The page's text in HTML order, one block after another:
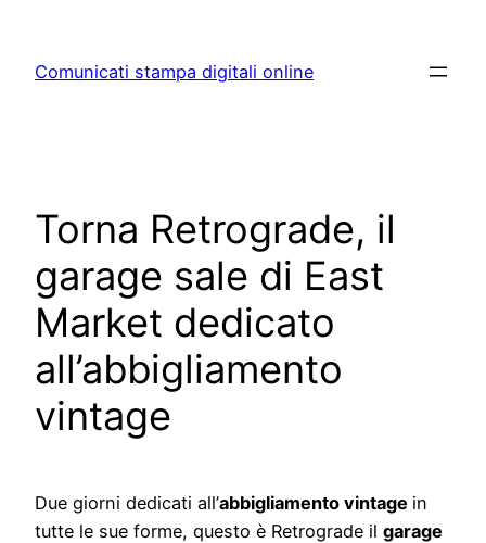
content
Comunicati stampa digitali online
Torna Retrograde, il
garage sale di East
Market dedicato
all’abbigliamento
vintage
Due giorni dedicati all’abbigliamento vintage in
tutte le sue forme, questo è Retrograde il garage